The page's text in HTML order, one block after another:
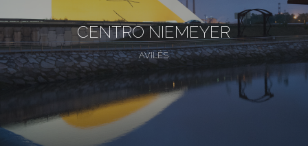
CENTRO NIEMEYER
AVILÉS